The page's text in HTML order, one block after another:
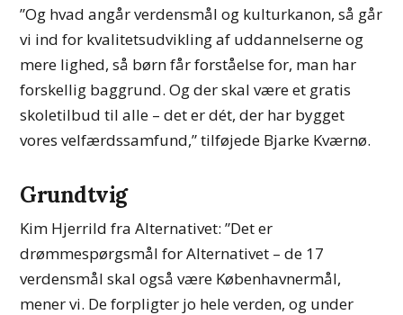
”Og hvad angår verdensmål og kulturkanon, så går
vi ind for kvalitetsudvikling af uddannelserne og
mere lighed, så børn får forståelse for, man har
forskellig baggrund. Og der skal være et gratis
skoletilbud til alle – det er dét, der har bygget
vores velfærdssamfund,” tilføjede Bjarke Kværnø.
Grundtvig
Kim Hjerrild fra Alternativet: ”Det er
drømmespørgsmål for Alternativet – de 17
verdensmål skal også være Københavnermål,
mener vi. De forpligter jo hele verden, og under